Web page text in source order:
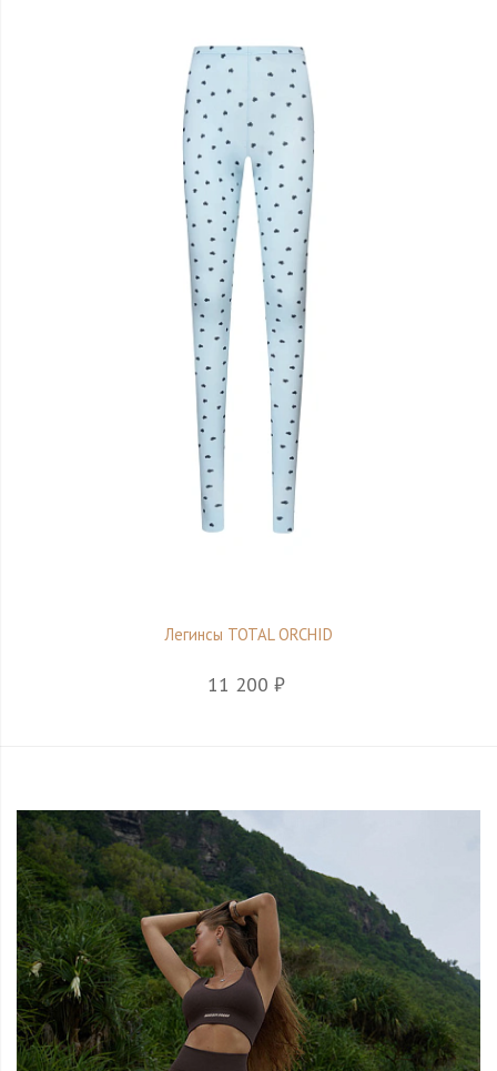
Легинсы TOTAL ORCHID
11 200 ₽